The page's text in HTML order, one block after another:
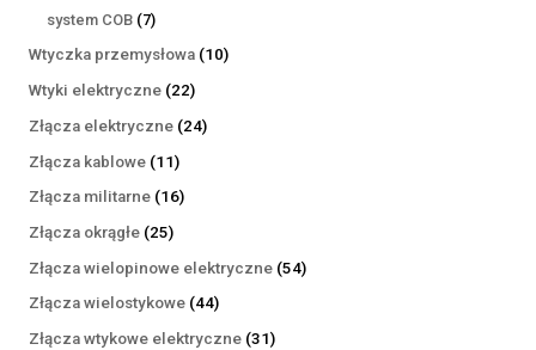
system COB 77
produktów
Wtyczka przemysłowa 1010
Wtyki elektryczne 2222
produkty
Złącza elektryczne 2424
Złącza kablowe 1111
produktów
Złącza militarne 1616
Złącza okrągłe 2525
produktów
Złącza wielopinowe elektryczne 5454
Złącza wielostykowe 4444
produkty
Złącza wtykowe elektryczne 3131